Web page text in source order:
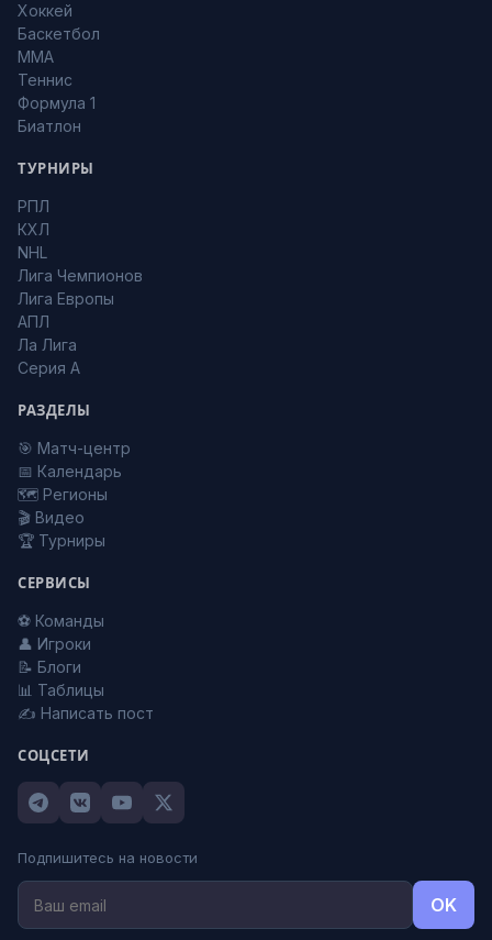
Хоккей
Баскетбол
MMA
Теннис
Формула 1
Биатлон
ТУРНИРЫ
РПЛ
КХЛ
NHL
Лига Чемпионов
Лига Европы
АПЛ
Ла Лига
Серия А
РАЗДЕЛЫ
🎯 Матч-центр
📅 Календарь
🗺️ Регионы
🎬 Видео
🏆 Турниры
СЕРВИСЫ
⚽ Команды
👤 Игроки
📝 Блоги
📊 Таблицы
✍️ Написать пост
СОЦСЕТИ
Подпишитесь на новости
OK